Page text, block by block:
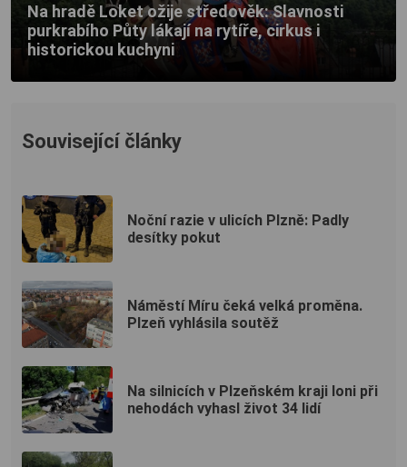
Na hradě Loket ožije středověk: Slavnosti
purkrabího Půty lákají na rytíře, cirkus i
historickou kuchyni
Související články
Noční razie v ulicích Plzně: Padly
desítky pokut
Náměstí Míru čeká velká proměna.
Plzeň vyhlásila soutěž
Na silnicích v Plzeňském kraji loni při
nehodách vyhasl život 34 lidí